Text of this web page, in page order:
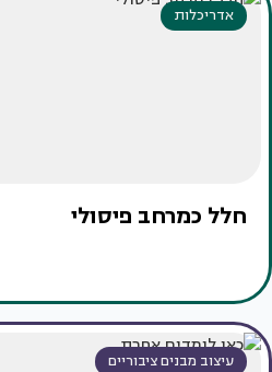
אדריכלות
חלל כמרחב פיסולי
עיצוב מבנים ציבוריים